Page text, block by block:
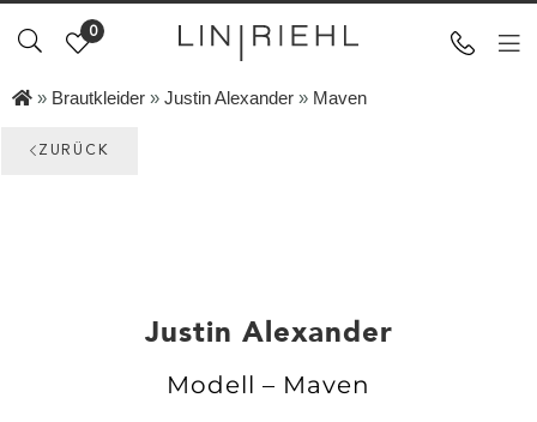
0
» Brautkleider » Justin Alexander » Maven
ZURÜCK
Justin Alexander
Modell – Maven